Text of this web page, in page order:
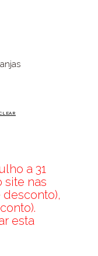
a 31
site nas
desconto),
esta